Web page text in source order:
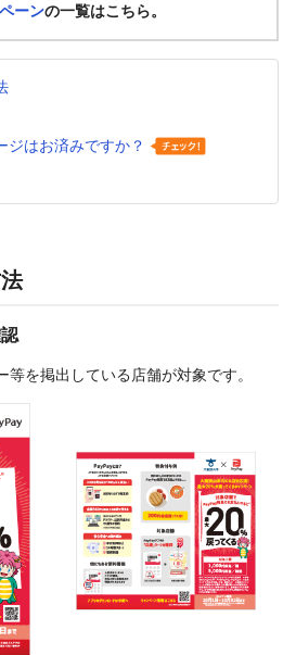
ーンの一覧はこちら。
ジはお済みですか？
等を掲出している店舗が対象です。